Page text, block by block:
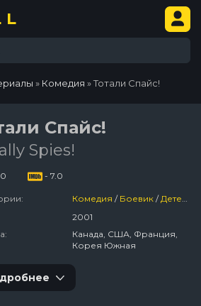
» Комедия » Тотали Спайс!
Спайс!
Spies!
- 7.0
Комедия / Боевик /Детектив
2001
Канада, США, Франция,
Корея Южная